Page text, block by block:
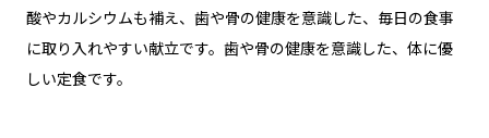
酸やカルシウムも補え、歯や骨の健康を意識した、毎日の食事
に取り入れやすい献立です。歯や骨の健康を意識した、体に優
しい定食です。